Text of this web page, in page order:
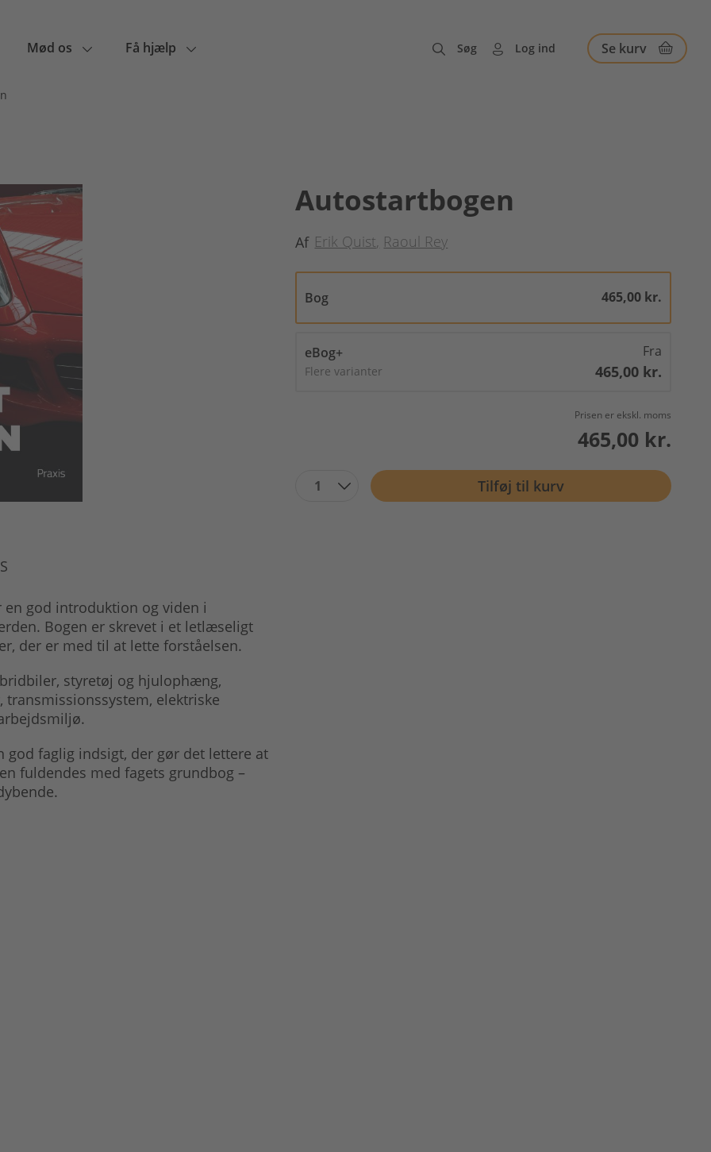
Mød os Få hjælp Søg Log ind Se kurv
Autostartbogen
Af Erik Quist Raoul Rey
Bog 465,00 kr.
eBog+
Flere varianter
Fra
465,00 kr.
Prisen er ekskl. moms
465,00 kr.
1 Tilføj til kurv
god introduktion og viden i
Bogen er skrevet i et letlæseligt
der er med til at lette forståelsen.
styretøj og hjulophæng,
elektriske
god faglig indsigt, der gør det lettere at
fuldendes med fagets grundbog –